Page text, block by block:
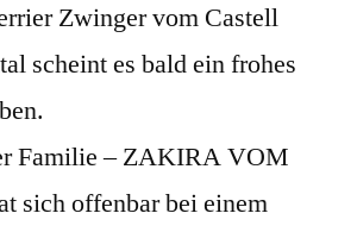
Zwinger vom Castell
scheint es bald ein frohes
Familie – ZAKIRA VOM
sich offenbar bei einem